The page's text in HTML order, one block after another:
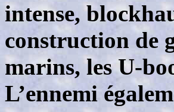
intense,
construction de
marins, les U-
L’ennemi